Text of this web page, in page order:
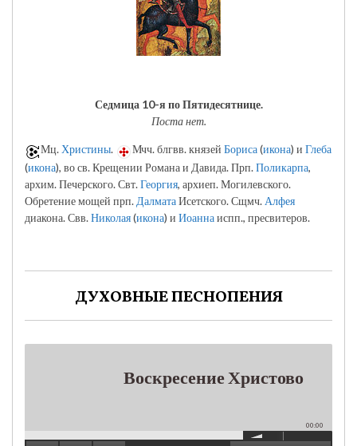
Седмица 10-я по Пятидесятнице.
Поста нет.
Мц. Христины. Мчч. блгвв. князей Бориса(икона) и Глеба
(икона), во св. Крещении Романа и Давида. Прп.Поликарпа,
архим. Печерского. Свт.Георгия, архиеп. Могилевского.
Обретение мощей прп.ДалматаИсетского. Сщмч.Алфея
диакона. Свв.Николая(икона) и Иоаннаиспп., пресвитеров.
ДУХОВНЫЕ ПЕСНОПЕНИЯ
Воскресение Христово
00:00